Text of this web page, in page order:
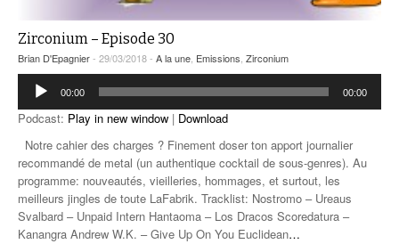
Zirconium – Episode 30
Brian D'Epagnier- 29/03/2018 - A la une Emissions Zirconium
Lecteur
audio
00:00 00:00
Podcast: Play in new window | Download
Notre cahier des charges ? Finement doser ton apport journalier
recommandé de metal (un authentique cocktail de sous-genres). Au
programme: nouveautés, vieilleries, hommages, et surtout, les
meilleurs jingles de toute LaFabrik. Tracklist: Nostromo – Ureaus
Svalbard – Unpaid Intern Hantaoma – Los Dracos Scoredatura –
Kanangra Andrew W.K. – Give Up On You Euclidean…